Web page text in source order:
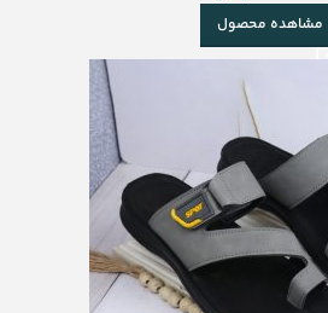
مشاهده محصول